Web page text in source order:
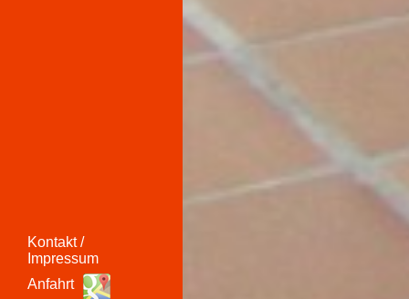
Kontakt /
Impressum
Anfahrt